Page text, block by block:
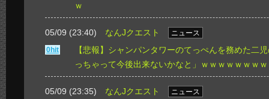
ｗ
05/09 (23:40) なんJクエスト
ニュース
0hit
【悲報】シャンパンタワーのてっぺんを務めた二
っちゃって今後出来ないかなと」ｗｗｗｗｗｗｗ
05/09 (23:35) なんJクエスト
ニュース